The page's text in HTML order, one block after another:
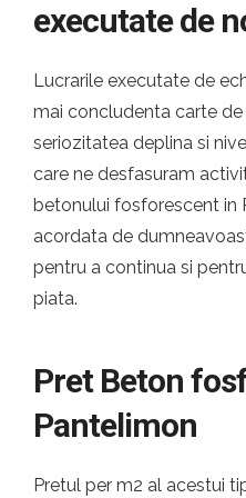
executate de
Lucrarile executate de
mai concludenta carte
seriozitatea deplina si
care ne desfasuram
betonului fosforescent in
acordata de
pentru a continua si
piata.
Pret Beton
Pantelimon
Pretul per m2 al acestui